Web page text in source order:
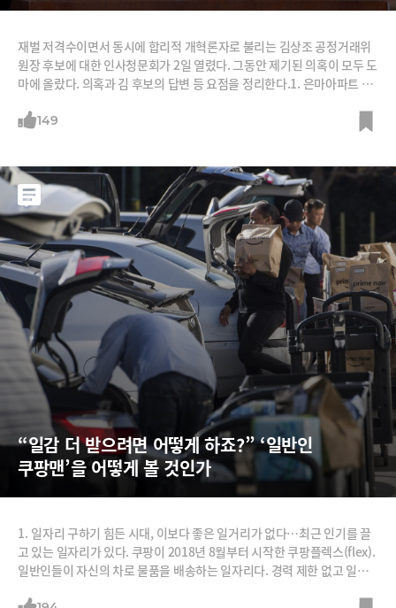
재벌 저격수이면서 동시에 합리적 개혁론자로 불리는 김상조 공정거래위
원장 후보에 대한 인사청문회가 2일 열렸다. 그동안 제기된 의혹이 모두 도
마에 올랐다. 의혹과 김 후보의 답변 등 요점을 정리한다.1. 은마아파트 위
가면서 목동 현대아파트로 주소지를 옮겼다가 7개월만인 2005년 2월 예
을 제기했다.
149
“일감 더 받으려면 어떻게 하죠?” ‘일반인
쿠팡맨’을 어떻게 볼 것인가
1. 일자리 구하기 힘든 시대, 이보다 좋은 일거리가 없다…최근 인기를 끌
고 있는 일자리가 있다. 쿠팡이 2018년 8월부터 시작한 쿠팡플렉스(flex).
일반인들이 자신의 차로 물품을 배송하는 일자리다. 경력 제한 없고 일할